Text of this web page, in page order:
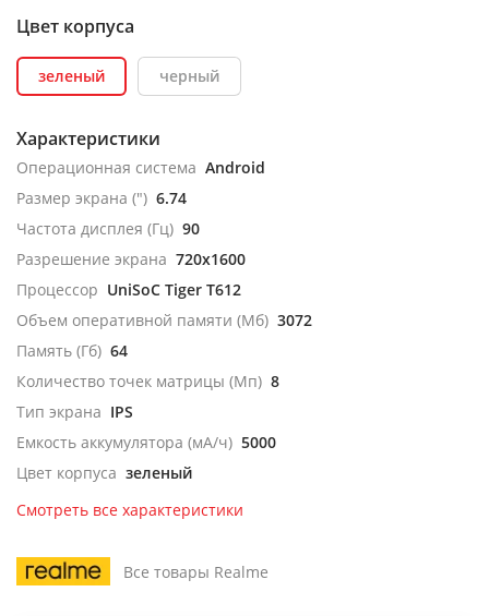
Цвет корпуса
зеленый черный
Характеристики
Операционная система Android
Размер экрана (") 6.74
Частота дисплея (Гц) 90
Разрешение экрана 720x1600
Процессор UniSoC Tiger T612
Объем оперативной памяти (Мб) 3072
Память (Гб) 64
Количество точек матрицы (Мп) 8
Тип экрана IPS
Емкость аккумулятора (мА/ч) 5000
Цвет корпуса зеленый
Смотреть все характеристики
Все товары Realme